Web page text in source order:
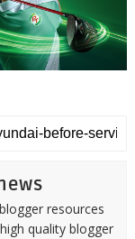
resources
quality blogger